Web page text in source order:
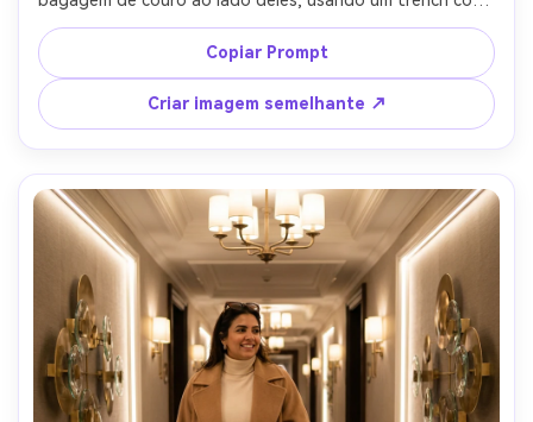
bege e bolsa de grife, mesa de mármore e sotaques de
latão, iluminação suave e quente, sensação documental
sincera, filmado em Sony A7S III, 35mm, composição de
regra de terços, fotorealista, narrativa de viagem
premium-AR 4:5
Copiar Prompt
Criar imagem semelhante ↗